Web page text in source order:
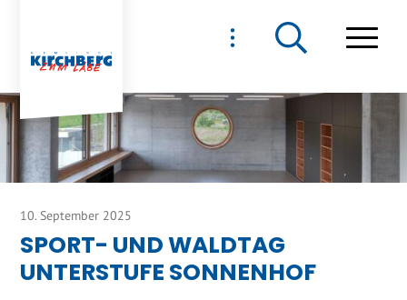
NAVIGIEREN IN
SPORT- UND WALDTAG
UNTERSTUFE SONNENHOF
10. September 2025